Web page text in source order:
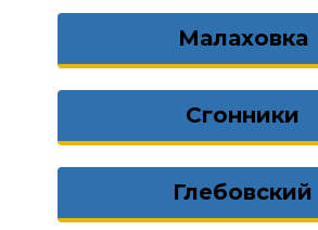
Малаховка
Сгонники
Глебовский